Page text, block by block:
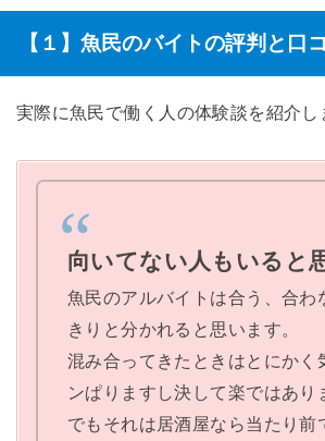
【１】魚民のバイトの評判と口
実際に魚民で働く人の体験談を紹介し
向いてない人もいると
魚民のアルバイトは合う、合わ
きりと分かれると思います。
混み合ってきたときはとにかく
ンぱりますし決して楽ではあり
でもそれは居酒屋なら当たり前